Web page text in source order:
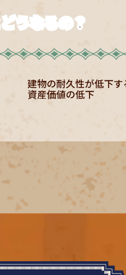
うなるの？
建物の耐久性が低下す
資産価値の低下